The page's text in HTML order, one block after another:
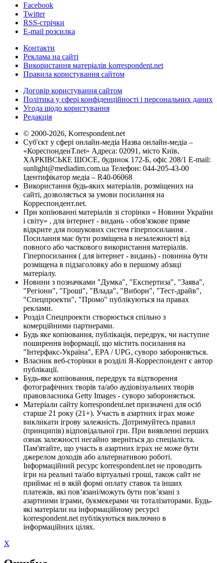
Facebook
Twitter
RSS-стрічки
E-mail розсилка
Контакти
Реклама на сайті
Використання матеріалів korrespondent.net
Правила користування сайтом
Договір користування сайтом
Політика у сфері конфіденційності і персональних даних
Угода щодо користування
Редакція
© 2000-2026, Korrespondent.net
Суб'єкт у сфері онлайн-медіа Назва онлайн-медіа –
«КореспонденТ.net» Адреса: 02091, місто Київ,
ХАРКІВСЬКЕ ШОСЕ, будинок 172-Б, офіс 208/1 E-mail:
sunlight@mediadim.com.ua Телефон: 044-205-43-00
Ідентифікатор медіа – R40-06068
Використання будь-яких матеріалів, розміщених на
сайті, дозволяється за умови посилання на
Корреспондент.net.
При копіюванні матеріалів зі сторінки « Новини України
і світу» , для інтернет - видань - обов'язкове пряме
відкрите для пошукових систем гіперпосилання .
Посилання має бути розміщена в незалежності від
повного або часткового використання матеріалів.
Гіперпосилання ( для інтернет - видань) - повинна бути
розміщена в підзаголовку або в першому абзаці
матеріалу.
Новини з позначками "Думка", "Експертиза", "Заява",
"Регіони", "Гроші", "Влада", "Вибори", "Тест-драйв",
"Спецпроекти", "Промо" публікуються на правах
реклами.
Розділ Спецпроекти створюється спільно з
комерційними партнерами.
Будь яке копіювання, публікація, передрук, чи наступне
поширення інформації, що містить посилання на
"Інтерфакс-Україна", EPA / UPG, суворо забороняється.
Власник веб-сторінки в розділі Я-Корреспондент є автор
публікації.
Будь-яке копіювання, передрук та відтворення
фотографічних творів та/або аудіовізуальних творів
правовласника Getty Images - суворо забороняється.
Матеріали сайту korrespondent.net призначені для осіб
старше 21 року (21+). Участь в азартних іграх може
викликати ігрову залежність. Дотримуйтесь правил
(принципів) відповідальної гри. При виявленні перших
ознак залежності негайно зверніться до спеціаліста.
Пам'ятайте, що участь в азартних іграх не може бути
джерелом доходів або альтернативою роботі.
Інформаційний ресурс korrespondent.net не проводить
ігри на реальні та/або віртуальні гроші, також сайт не
приймає ні в якій формі оплату ставок та інших
платежів, які пов’язані/можуть бути пов’язані з
азартними іграми, букмекерами чи тоталізаторами. Будь-
які матеріали на інформаційному ресурсі
korrespondent.net публікуються виключно в
інформаційних цілях.
X